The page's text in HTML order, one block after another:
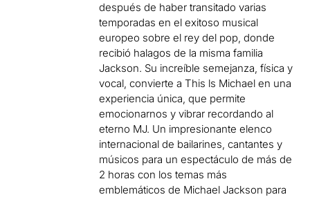
después de haber transitado varias
temporadas en el exitoso musical
europeo sobre el rey del pop, donde
recibió halagos de la misma familia
Jackson. Su increíble semejanza, física y
vocal, convierte a This ls Michael en una
experiencia única, que permite
emocionarnos y vibrar recordando al
eterno MJ. Un impresionante elenco
internacional de bailarines, cantantes y
músicos para un espectáculo de más de
2 horas con los temas más
emblemáticos de Michael Jackson para